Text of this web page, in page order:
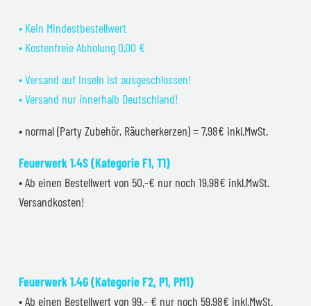
• Kein Mindestbestellwert
• Kostenfreie Abholung 0,00 €
• Versand auf Inseln ist ausgeschlossen!
• Versand nur innerhalb Deutschland!
• normal (Party Zubehör, Räucherkerzen) = 7,98€ inkl.MwSt.
Feuerwerk 1.4S (Kategorie F1, T1)
• Ab einen Bestellwert von 50,-€ nur noch 19,98€ inkl.MwSt.
Versandkosten!
Feuerwerk 1.4G (Kategorie F2, P1, PM1)
• Ab einen Bestellwert von 99,- € nur noch 59,98€ inkl.MwSt.